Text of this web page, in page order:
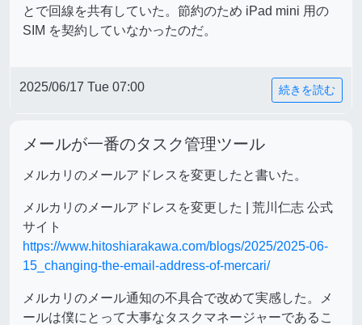
とで回線を共有していた。節約のため iPad mini 用の
SIM を契約していなかったのだ。
2025/06/17 Tue 07:00 続きを読む
メールが一番のタスク管理ツール
メルカリのメールアドレスを変更したと書いた。
メルカリのメールアドレスを変更した | 荒川仁志 公式
サイト
https://www.hitoshiarakawa.com/blogs/2025/2025-06-
15_changing-the-email-address-of-mercari/
メルカリのメール通知の不具合で改めて実感した。メ
ールは僕にとって大事なタスクマネージャーであるこ